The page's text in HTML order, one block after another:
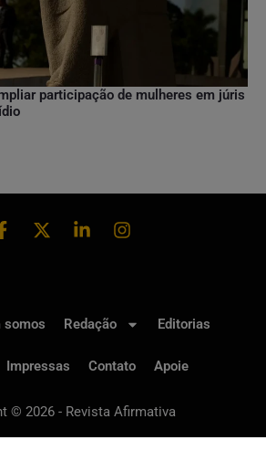
participação de mulheres em júris
© 2026 - Revista Afirmativa
somos Redação Editorias
Impressas Contato Apoie